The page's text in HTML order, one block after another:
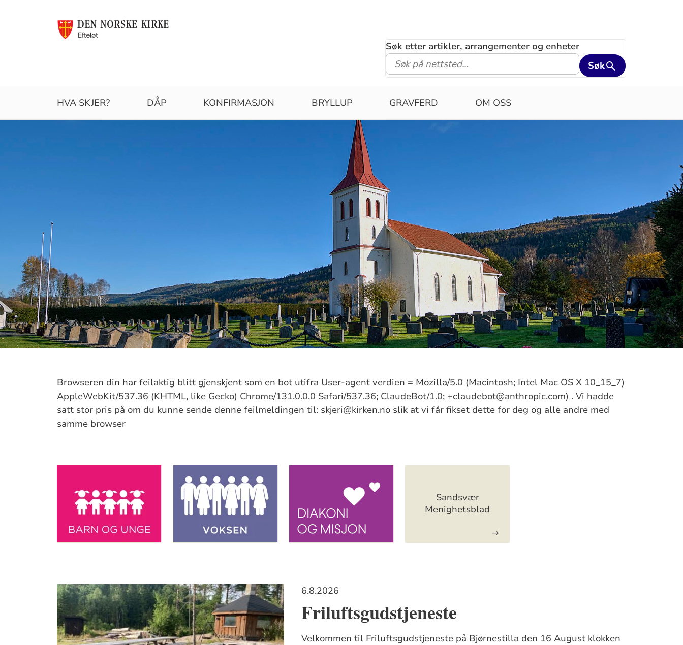
Søk etter artikler, arrangementer og enheter
Søk
Efteløt
menighet
HVA SKJER? DÅP KONFIRMASJON BRYLLUP GRAVFERD OM OSS
Browseren din har feilaktig blitt gjenskjent som en bot utifra User-agent verdien = Mozilla/5.0 (Macintosh; Intel Mac OS X 10_15_7)
AppleWebKit/537.36 (KHTML, like Gecko) Chrome/131.0.0.0 Safari/537.36; ClaudeBot/1.0; +claudebot@anthropic.com) . Vi hadde
satt stor pris på om du kunne sende denne feilmeldingen til: skjeri@kirken.no slik at vi får fikset dette for deg og alle andre med
samme browser
Artikkelsnarveger
Sandsvær
Menighetsblad
6.8.2026
Friluftsgudstjeneste
Velkommen til Friluftsgudstjeneste på Bjørnestilla den 16 August klokken